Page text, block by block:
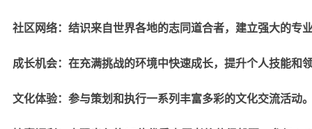
社区网络：结识来自世界各地的志同道合者，建立强大的专
成长机会：在充满挑战的环境中快速成长，提升个人技能和
文化体验：参与策划和执行一系列丰富多彩的文化交流活动